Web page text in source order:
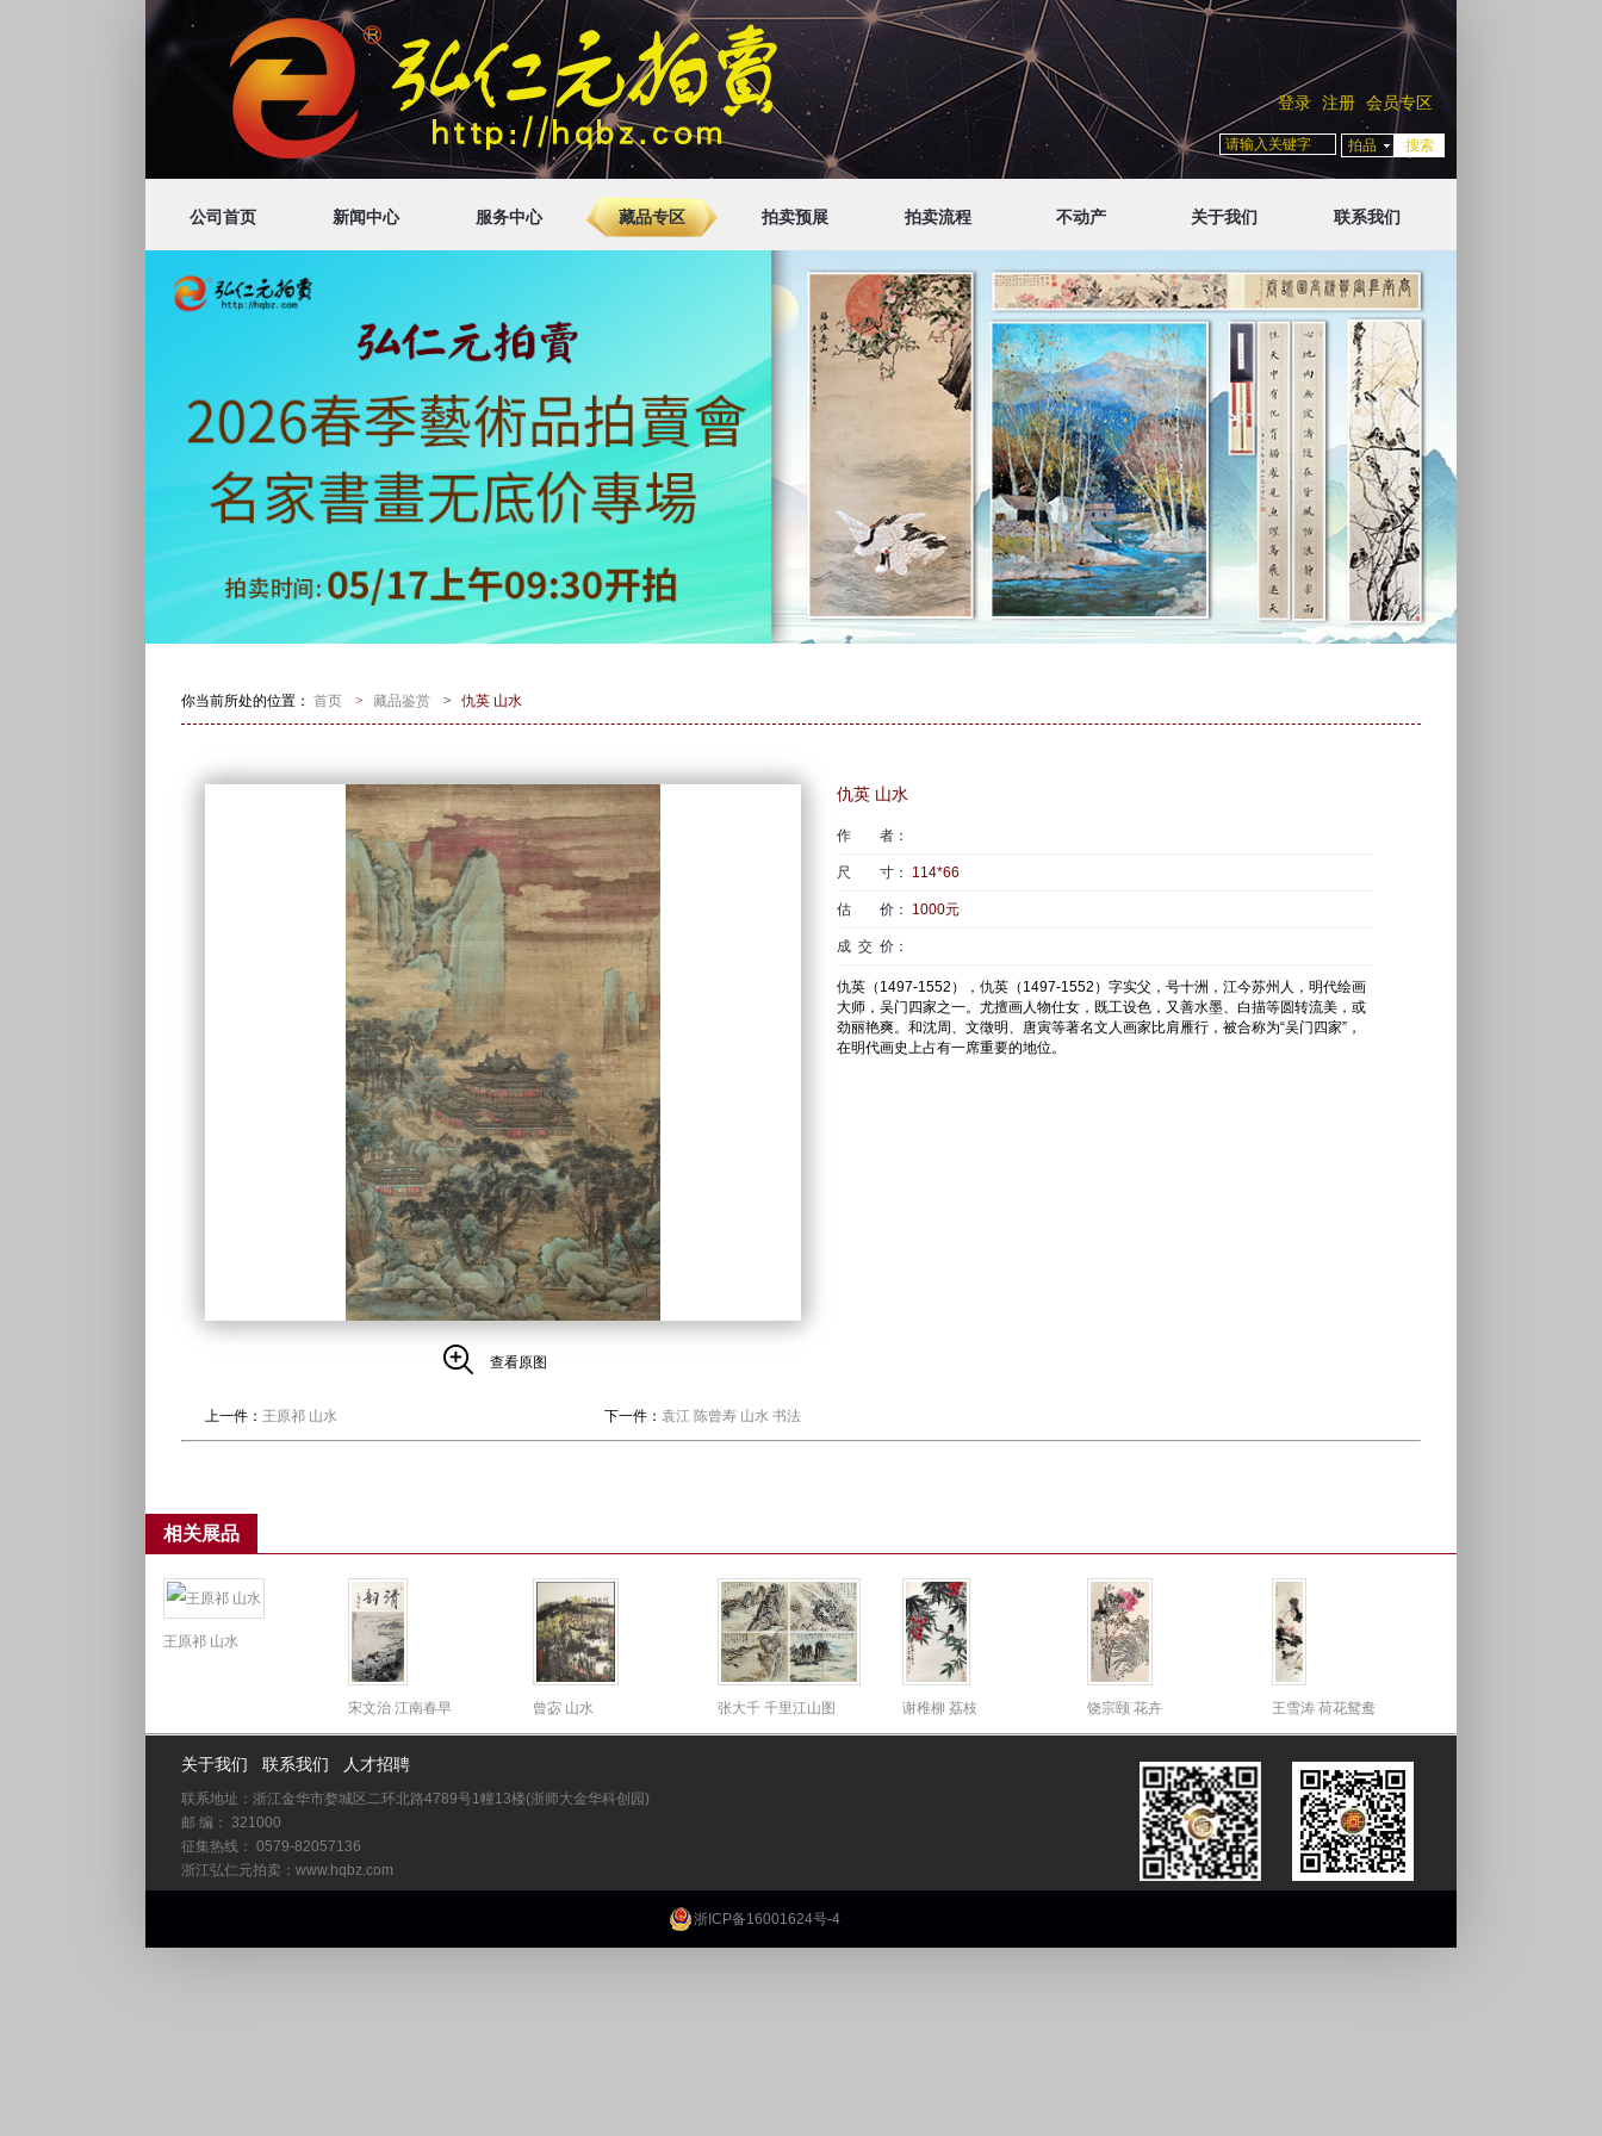
登录 注册 会员专区
拍品
公司首页 新闻中心 服务中心 藏品专区 拍卖预展 拍卖流程 不动产 关于我们 联系我们
你当前所处的位置： 首页 > 藏品鉴赏 > 仇英 山水
查看原图
上一件： 王原祁 山水 下一件： 袁江 陈曾寿 山水 书法
仇英 山水
作 者：
尺 寸： 114*66
估 价： 1000元
成 交 价：
仇英（1497-1552），仇英（1497-1552）字实父，号十洲，江今苏州人，明代绘画
大师，吴门四家之一。尤擅画人物仕女，既工设色，又善水墨、白描等圆转流美，或
劲丽艳爽。和沈周、文徵明、唐寅等著名文人画家比肩雁行，被合称为“吴门四家”，
在明代画史上占有一席重要的地位。
相关展品
王原祁 山水
宋文治 江南春早 曾宓 山水 张大千 千里江山图 谢稚柳 荔枝 饶宗颐 花卉 王雪涛 荷花鸳鸯
关于我们 联系我们 人才招聘
联系地址：浙江金华市婺城区二环北路4789号1幢13楼(浙师大金华科创园)
邮 编： 321000
征集热线： 0579-82057136
浙江弘仁元拍卖：www.hqbz.com
浙ICP备16001624号-4